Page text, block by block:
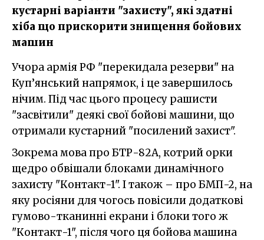
кустарні варіанти "захисту", які здатні
хіба що прискорити знищення бойових
машин
Учора армія РФ "перекидала резерви" на
Куп’янський напрямок, і це завершилось
нічим. Під час цього процесу рашисти
"засвітили" деякі свої бойові машини, що
отримали кустарний "посилений захист".
Зокрема мова про БТР-82А, котрий орки
щедро обвішали блоками динамічного
захисту "Контакт-1". І також – про БМП-2, на
яку росіяни для чогось повісили додаткові
гумово-тканинні екрани і блоки того ж
"Контакт-1", після чого ця бойова машина